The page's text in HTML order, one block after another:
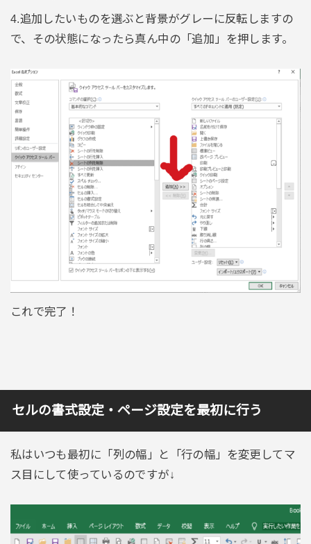
4.追加したいものを選ぶと背景がグレーに反転しますの
で、その状態になったら真ん中の「追加」を押します。
これで完了！
セルの書式設定・ページ設定を最初に行う
私はいつも最初に「列の幅」と「行の幅」を変更してマ
ス目にして使っているのですが↓